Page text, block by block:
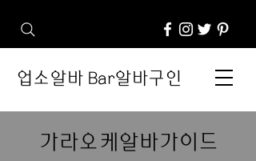
업소알바 Bar알바구인
가라오케알바가이드